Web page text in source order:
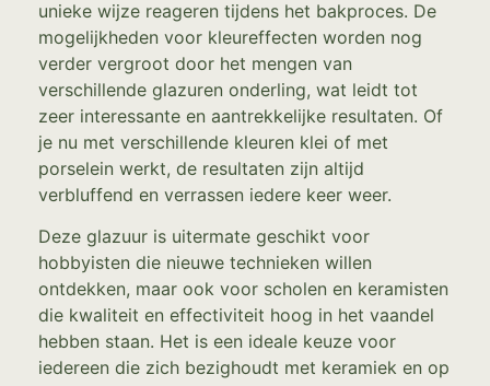
unieke wijze reageren tijdens het bakproces. De
mogelijkheden voor kleureffecten worden nog
verder vergroot door het mengen van
verschillende glazuren onderling, wat leidt tot
zeer interessante en aantrekkelijke resultaten. Of
je nu met verschillende kleuren klei of met
porselein werkt, de resultaten zijn altijd
verbluffend en verrassen iedere keer weer.
Deze glazuur is uitermate geschikt voor
hobbyisten die nieuwe technieken willen
ontdekken, maar ook voor scholen en keramisten
die kwaliteit en effectiviteit hoog in het vaandel
hebben staan. Het is een ideale keuze voor
iedereen die zich bezighoudt met keramiek en op